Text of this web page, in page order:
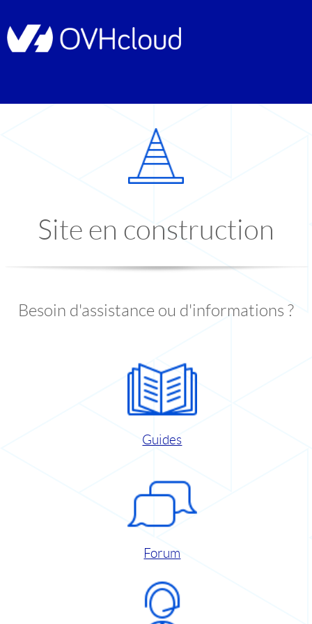
Site en construction
Besoin d'assistance ou d'informations ?
Guides
Forum